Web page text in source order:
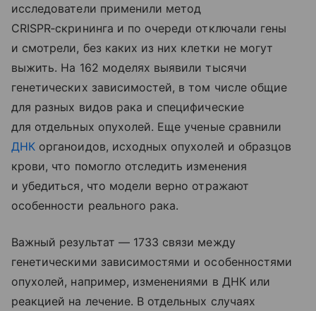
исследователи применили метод
CRISPR‑скрининга и по очереди отключали гены
и смотрели, без каких из них клетки не могут
выжить. На 162 моделях выявили тысячи
генетических зависимостей, в том числе общие
для разных видов рака и специфические
для отдельных опухолей. Еще ученые сравнили
ДНК органоидов, исходных опухолей и образцов
крови, что помогло отследить изменения
и убедиться, что модели верно отражают
особенности реального рака.
Важный результат — 1733 связи между
генетическими зависимостями и особенностями
опухолей, например, изменениями в ДНК или
реакцией на лечение. В отдельных случаях